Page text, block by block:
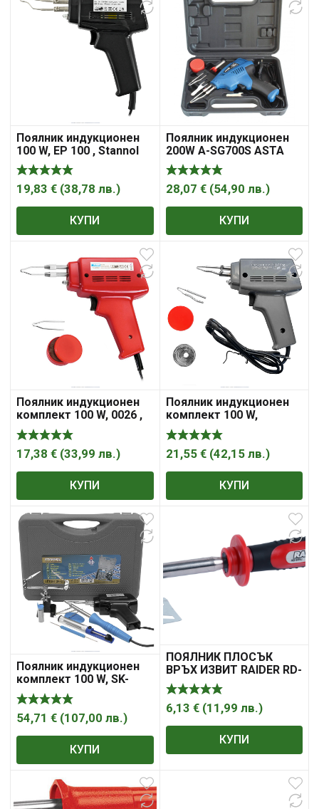
Поялник индукционен
100 W, EP 100 , Stannol
19,83 € (38,78 лв.)
КУПИ
Поялник индукционен
200W A-SG700S ASTA
28,07 € (54,90 лв.)
КУПИ
Поялник индукционен
комплект 100 W, 0026 ,
Fervi
17,38 € (33,99 лв.)
КУПИ
Поялник индукционен
комплект 100 W,
SE300GSKB , Providus
21,55 € (42,15 лв.)
КУПИ
Поялник индукционен
комплект 100 W, SK-
3000 , Stannol
54,71 € (107,00 лв.)
КУПИ
ПОЯЛНИК ПЛОСЪК
ВРЪХ ИЗВИТ RAIDER RD-
SI05
6,13 € (11,99 лв.)
КУПИ